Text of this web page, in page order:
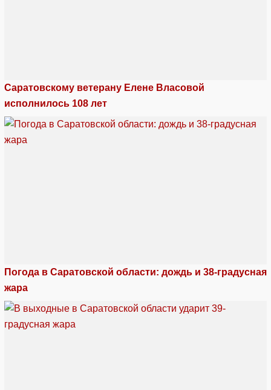
Саратовскому ветерану Елене Власовой
исполнилось 108 лет
Погода в Саратовской области: дождь и 38-градусная
жара